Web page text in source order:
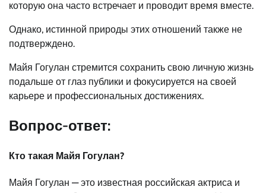
которую она часто встречает и проводит время вместе.
Однако, истинной природы этих отношений также не
подтверждено.
Майя Гогулан стремится сохранить свою личную жизнь
подальше от глаз публики и фокусируется на своей
карьере и профессиональных достижениях.
Вопрос-ответ:
Кто такая Майя Гогулан?
Майя Гогулан — это известная российская актриса и